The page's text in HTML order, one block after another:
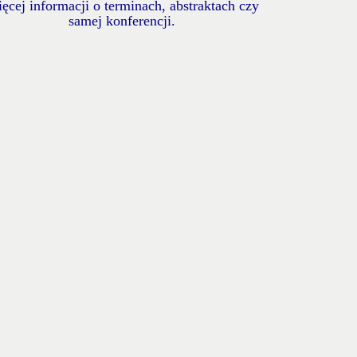
informacji o terminach, abstraktach czy
samej konferencji.